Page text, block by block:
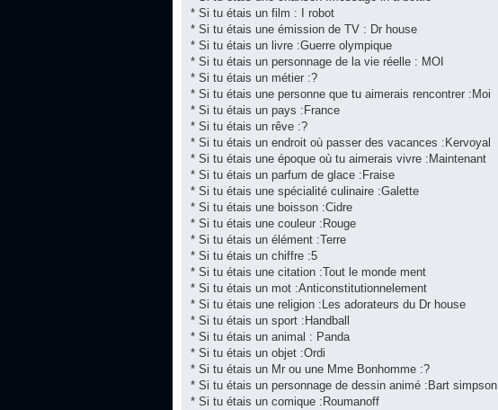
* Si tu étais un film : I robot
* Si tu étais une émission de TV : Dr house
* Si tu étais un livre :Guerre olympique
* Si tu étais un personnage de la vie réelle : MOI
* Si tu étais un métier :?
* Si tu étais une personne que tu aimerais rencontrer :Moi
* Si tu étais un pays :France
* Si tu étais un rêve :?
* Si tu étais un endroit où passer des vacances :Kervoyal
* Si tu étais une époque où tu aimerais vivre :Maintenant
* Si tu étais un parfum de glace :Fraise
* Si tu étais une spécialité culinaire :Galette
* Si tu étais une boisson :Cidre
* Si tu étais une couleur :Rouge
* Si tu étais un élément :Terre
* Si tu étais un chiffre :5
* Si tu étais une citation :Tout le monde ment
* Si tu étais un mot :Anticonstitutionnelement
* Si tu étais une religion :Les adorateurs du Dr house
* Si tu étais un sport :Handball
* Si tu étais un animal : Panda
* Si tu étais un objet :Ordi
* Si tu étais un Mr ou une Mme Bonhomme :?
* Si tu étais un personnage de dessin animé :Bart simpson
* Si tu étais un comique :Roumanoff